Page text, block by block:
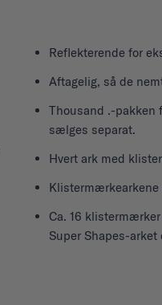
Reflekterende for
Aftagelig, så de
Thousand .-pakken
sælges separat.
Hvert ark med
Klistermærkearkene
Ca. 16
Super Shapes-